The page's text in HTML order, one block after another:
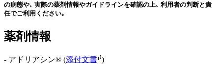
の病態や､ 実際の薬剤情報やガイドラインを確認の上､ 利用者の判断と責
任でご利用ください｡
薬剤情報
- アドリアシン® (添付文書¹⁾)